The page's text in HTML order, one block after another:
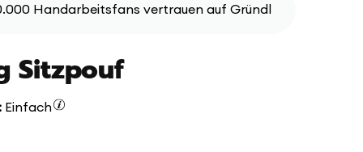
Handarbeitsfans vertrauen auf Gründl
Sitzpouf
Einfach